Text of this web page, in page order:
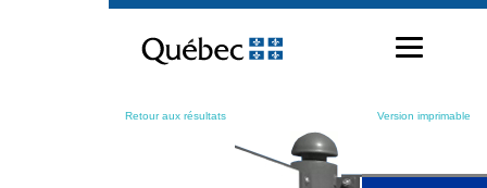
contenu
Retour aux résultats Version imprimable